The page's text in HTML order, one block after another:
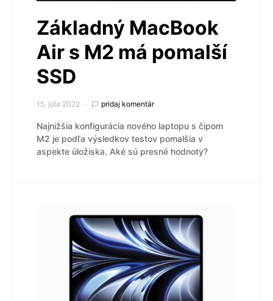
Základný MacBook
Air s M2 má pomalší
SSD
15. júla 2022 pridaj komentár
Najnižšia konfigurácia nového laptopu s čipom
M2 je podľa výsledkov testov pomalšia v
aspekte úložiska. Aké sú presné hodnoty?